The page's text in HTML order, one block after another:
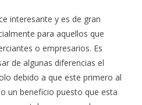
interesante y es de gran
para aquellos que
o empresarios. Es
de algunas diferencias el
debido a que este primero al
un beneficio puesto que esta